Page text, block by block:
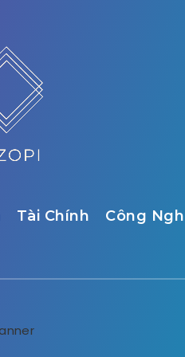
Tài Chính Công